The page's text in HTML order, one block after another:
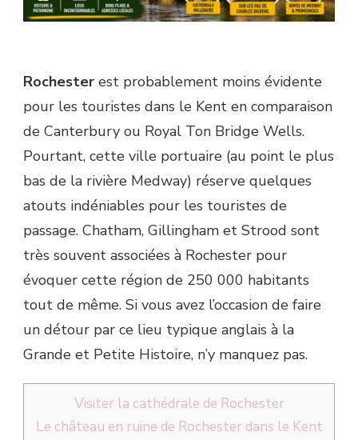
Rochester est probablement moins évidente
pour les touristes dans le Kent en comparaison
de Canterbury ou Royal Ton Bridge Wells.
Pourtant, cette ville portuaire (au point le plus
bas de la rivière Medway) réserve quelques
atouts indéniables pour les touristes de
passage. Chatham, Gillingham et Strood sont
très souvent associées à Rochester pour
évoquer cette région de 250 000 habitants
tout de même. Si vous avez l’occasion de faire
un détour par ce lieu typique anglais à la
Grande et Petite Histoire, n’y manquez pas.
Visiter la cathédrale de Rochester
Le château en ruine de Rochester dans le Kent